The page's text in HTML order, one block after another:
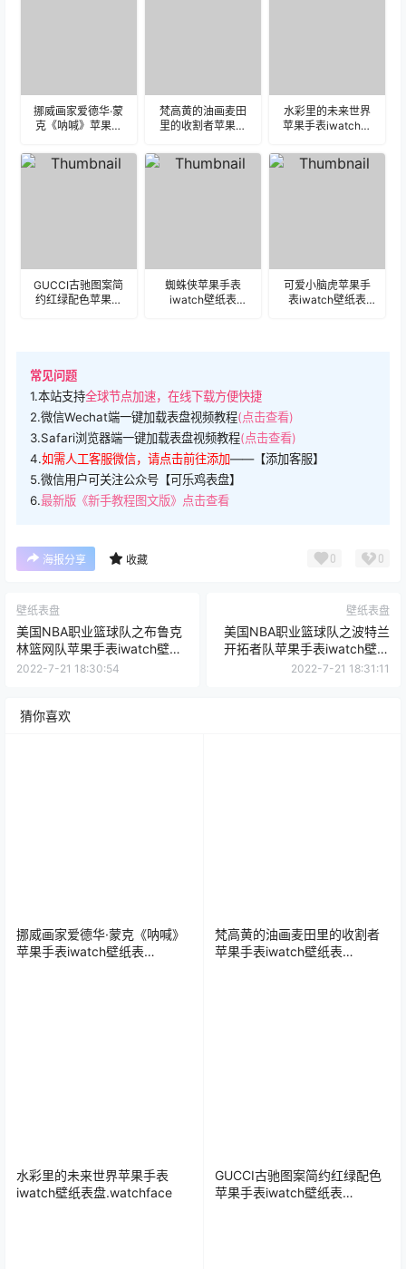
挪威画家爱德华·蒙
克《呐喊》苹果手
盘.watchface
梵高黄的油画麦田
里的收割者苹果手
盘.watchface
水彩里的未来世界
苹果手表iwatch壁
GUCCI古驰图案简
约红绿配色苹果手
蜘蛛侠苹果手表
iwatch壁纸表
可爱小脑虎苹果手
表iwatch壁纸表
常见问题
1.本站支持全球节点加速，在线下载方便快捷
2.微信Wechat端一键加载表盘视频教程(点击查看)
3.Safari浏览器端一键加载表盘视频教程(点击查看)
4.如需人工客服微信，请点击前往添加——【添加客服】
5.微信用户可关注公众号【可乐鸡表盘】
6.最新版《新手教程图文版》点击查看
海报分享 收藏 0 0
壁纸表盘
美国NBA职业篮球队之布鲁克
林篮网队苹果手表iwatch壁纸
表盘.watchface
2022-7-21 18:30:54
壁纸表盘
美国NBA职业篮球队之波特兰
开拓者队苹果手表iwatch壁纸
表盘.watchface
2022-7-21 18:31:11
猜你喜欢
挪威画家爱德华·蒙克《呐喊》
苹果手表iwatch壁纸表
梵高黄的油画麦田里的收割者
苹果手表iwatch壁纸表
水彩里的未来世界苹果手表
iwatch壁纸表盘.watchface
GUCCI古驰图案简约红绿配色
苹果手表iwatch壁纸表